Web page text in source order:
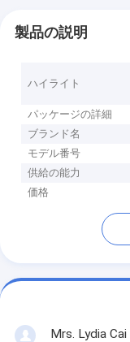
製品の説明
ハイライト
パッケージの詳細
ブランド名
モデル番号
供給の能力
価格
Mrs. Lydia Cai